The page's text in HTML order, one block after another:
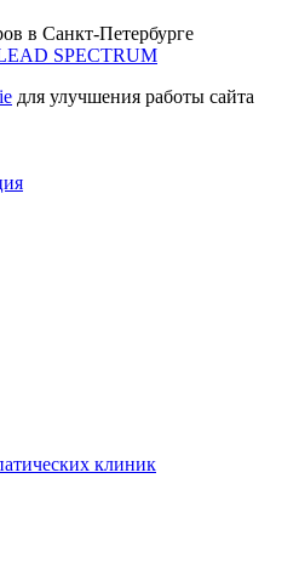
в Санкт-Петербурге
SPECTRUM
для улучшения работы сайта